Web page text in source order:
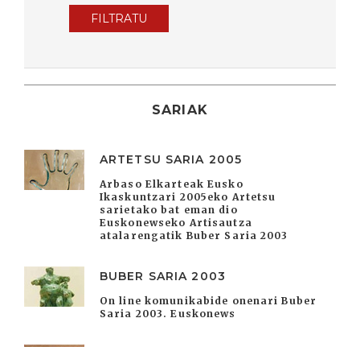
FILTRATU
SARIAK
ARTETSU SARIA 2005
Arbaso Elkarteak Eusko
Ikaskuntzari 2005eko Artetsu
sarietako bat eman dio
Euskonewseko Artisautza
atalarengatik Buber Saria 2003
BUBER SARIA 2003
On line komunikabide onenari Buber
Saria 2003. Euskonews